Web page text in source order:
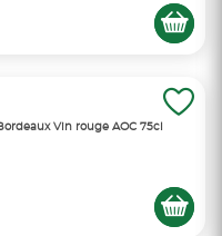
Vin rouge AOC 75cl